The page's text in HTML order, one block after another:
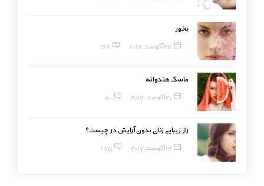
بخور
27 آگوست, 2017 167
ماسک هندوانه
21 آگوست, 2017 80
راز زیبایی زنان بدون آرایش در چیست؟
12 آگوست, 2017 285